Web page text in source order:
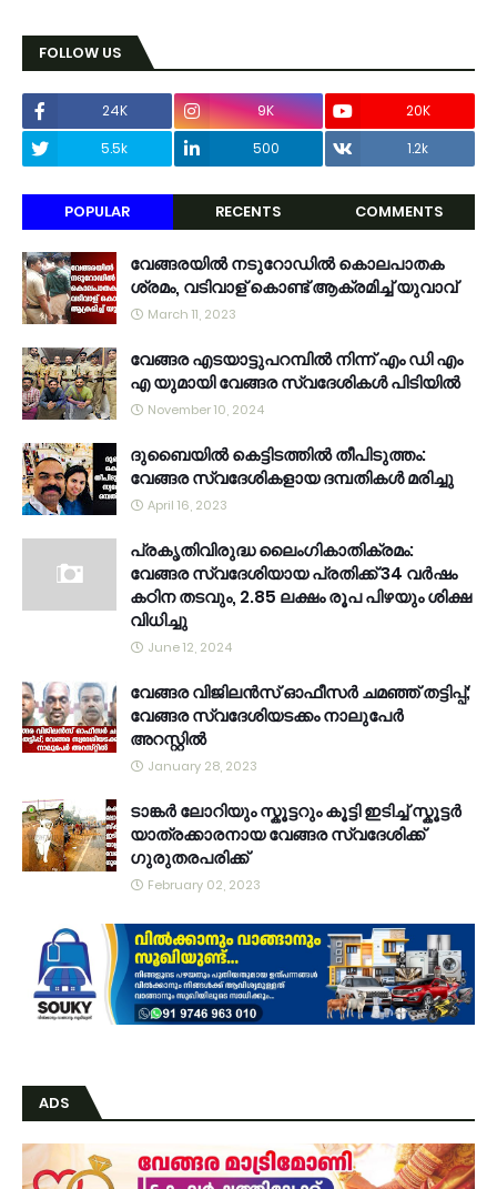
FOLLOW US
24K 9K
20K
5.5k
500 1.2k
POPULAR RECENTS COMMENTS
വേങ്ങരയിൽ നടുറോഡിൽ കൊലപാതക
ശ്രമം, വടിവാള് കൊണ്ട് ആക്രമിച്ച് യുവാവ്
March 11, 2023
വേങ്ങര എടയാട്ടുപറമ്പിൽ നിന്ന് എം ഡി എം
എ യുമായി വേങ്ങര സ്വദേശികൾ പിടിയിൽ
November 10, 2024
ദുബൈയിൽ കെട്ടിടത്തിൽ തീപിടുത്തം:
വേങ്ങര സ്വദേശികളായ ദമ്പതികൾ മരിച്ചു
April 16, 2023
പ്രകൃതിവിരുദ്ധ ലൈംഗികാതിക്രമം:
വേങ്ങര സ്വദേശിയായ പ്രതിക്ക് 34 വര്‍ഷം
കഠിന തടവും, 2.85 ലക്ഷം രൂപ പിഴയും ശിക്ഷ
വിധിച്ചു
June 12, 2024
വേങ്ങര വിജിലൻസ് ഓഫീസർ ചമഞ്ഞ് തട്ടിപ്പ്;
വേങ്ങര സ്വദേശിയടക്കം നാലുപേർ
അറസ്റ്റിൽ
January 28, 2023
ടാങ്കർ ലോറിയും സ്കൂട്ടറും കൂട്ടി ഇടിച്ച് സ്കൂട്ടർ
യാത്രക്കാരനായ വേങ്ങര സ്വദേശിക്ക്
ഗുരുതരപരിക്ക്
February 02, 2023
ADS